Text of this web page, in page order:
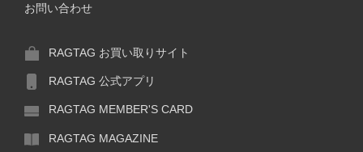
お問い合わせ
RAGTAG お買い取りサイト
RAGTAG 公式アプリ
RAGTAG MEMBER'S CARD
RAGTAG MAGAZINE